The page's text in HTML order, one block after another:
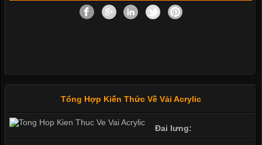
Tổng Hợp Kiến Thức Về Vải Acrylic
Đai lưng: